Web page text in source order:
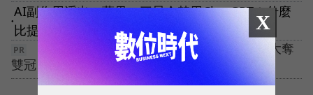
●
AI副作用浮出，蘋果、三星全禁用ChatGPT！什麼
比提升效率更重要？哪些企業也跟進？
【5G 競局新解】告別極速迷思！ 台灣大哥大奪
雙冠，重定義「好網路」
X